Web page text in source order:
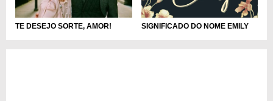
TE DESEJO SORTE, AMOR! SIGNIFICADO DO NOME EMILY